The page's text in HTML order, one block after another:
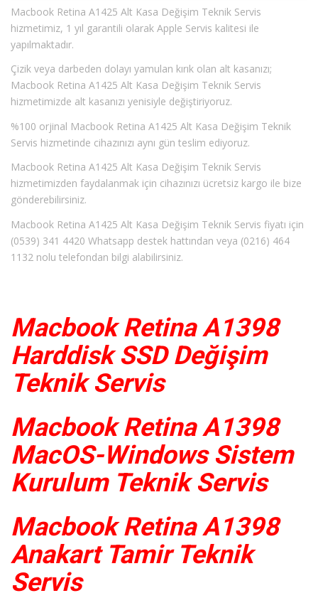
Macbook Retina A1425 Alt Kasa Değişim Teknik Servis
hizmetimiz, 1 yıl garantili olarak Apple Servis kalitesi ile
yapılmaktadır.
Çizik veya darbeden dolayı yamulan kırık olan alt kasanızı;
Macbook Retina A1425 Alt Kasa Değişim Teknik Servis
hizmetimizde alt kasanızı yenisiyle değiştiriyoruz.
%100 orjinal Macbook Retina A1425 Alt Kasa Değişim Teknik
Servis hizmetinde cihazınızı aynı gün teslim ediyoruz.
Macbook Retina A1425 Alt Kasa Değişim Teknik Servis
hizmetimizden faydalanmak için cihazınızı ücretsiz kargo ile bize
gönderebilirsiniz.
Macbook Retina A1425 Alt Kasa Değişim Teknik Servis fiyatı için
(0539) 341 4420 Whatsapp destek hattından veya (0216) 464
1132 nolu telefondan bilgi alabilirsiniz.
Macbook Retina A1398
Harddisk SSD Değişim
Teknik Servis
Macbook Retina A1398
MacOS-Windows Sistem
Kurulum Teknik Servis
Macbook Retina A1398
Anakart Tamir Teknik
Servis